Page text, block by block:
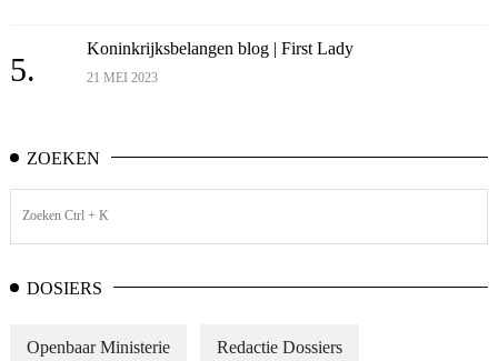
5.
Koninkrijksbelangen blog | First Lady
21 MEI 2023
ZOEKEN
DOSIERS
Openbaar Ministerie Redactie Dossiers